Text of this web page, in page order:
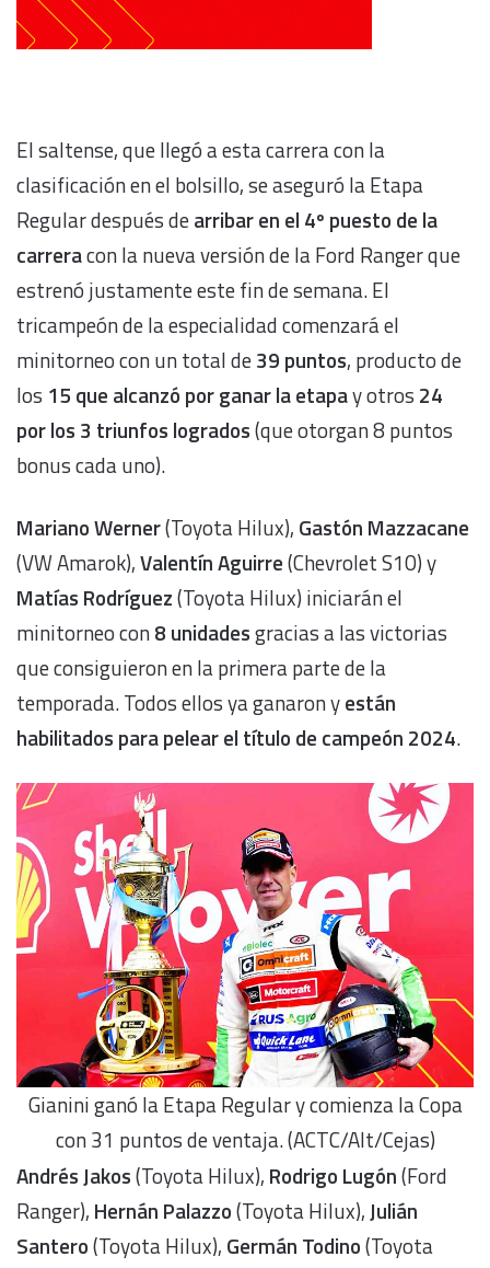
El saltense, que llegó a esta carrera con la
clasificación en el bolsillo, se aseguró la Etapa
Regular después dearribar en el 4º puesto de la
carreracon la nueva versión de la Ford Ranger que
estrenó justamente este fin de semana. El
tricampeón de la especialidad comenzará el
minitorneo con un total de39 puntos, producto de
los 15 que alcanzó por ganar la etapay otros 24
por los 3 triunfos logrados(que otorgan 8 puntos
bonus cada uno).
Mariano Werner(Toyota Hilux), Gastón Mazzacane
(VW Amarok),Valentín Aguirre(Chevrolet S10) y
Matías Rodríguez(Toyota Hilux) iniciarán el
minitorneo con8 unidadesgracias a las victorias
que consiguieron en la primera parte de la
temporada. Todos ellos ya ganaron yestán
habilitados para pelear el título de campeón 2024.
Gianini ganó la Etapa Regular y comienza la Copa
con 31 puntos de ventaja. (ACTC/Alt/Cejas)
Andrés Jakos(Toyota Hilux), Rodrigo Lugón(Ford
Ranger), Hernán Palazzo(Toyota Hilux),Julián
Santero(Toyota Hilux), Germán Todino(Toyota